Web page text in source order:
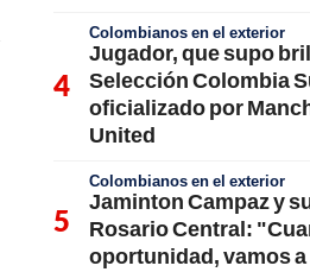
Colombianos en el exterior
Jugador, que supo
Selección Colombia
oficializado por
United
Colombianos en el exterior
Jaminton Campaz y
Rosario Central:
oportunidad, vamos